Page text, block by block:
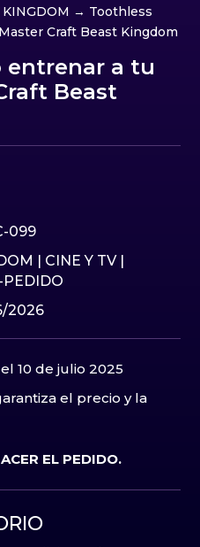
KINGDOM → Toothless
Craft Beast Kingdom
entrenar a tu
Beast
099
| CINE Y TV|
PEDIDO
2026
10 de julio 2025
el precio y la
EL PEDIDO.